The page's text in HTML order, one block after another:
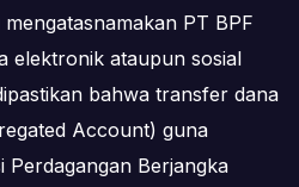
PT BPF
elektronik ataupun sosial
bahwa transfer dana
Account) guna
Perdagangan Berjangka